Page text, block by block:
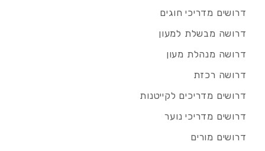
דרושים מדריכי חוגים
דרושה מבשלת למעון
דרושה מנהלת מעון
דרושה רכזת
דרושים מדריכים לקייטנות
דרושים מדריכי נוער
דרושים מורים